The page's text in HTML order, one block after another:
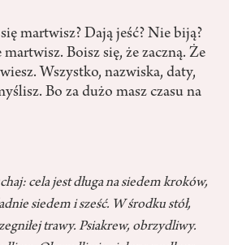
martwisz? Dają jeść? Nie biją?
Boisz się, że zaczną. Że
Wszystko, nazwiska, daty,
Bo za dużo masz czasu na
cela jest długa na siedem kroków,
siedem i sześć. W środku stół,
trawy. Psiakrew, obrzydliwy.